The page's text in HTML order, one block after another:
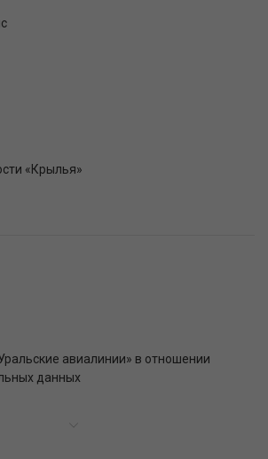
«Крылья»
авиалинии» в отношении
данных